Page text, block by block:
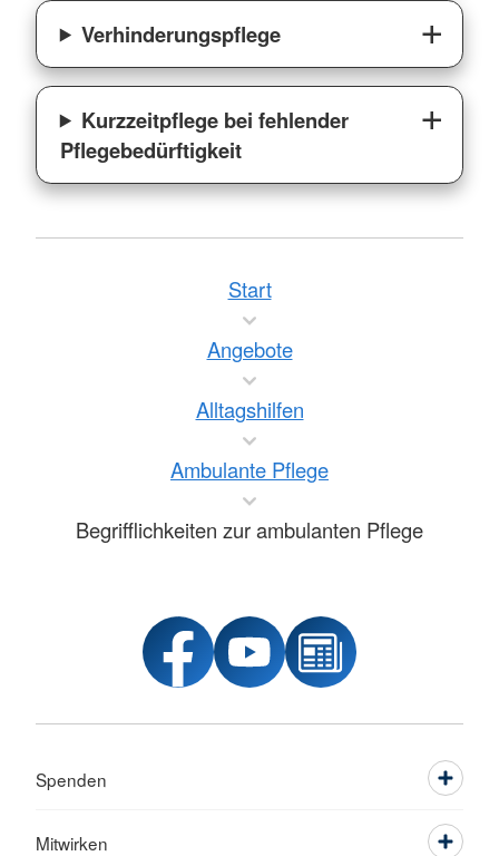
Verhinderungspflege
Kurzzeitpflege bei fehlender
Pflegebedürftigkeit
Start
Angebote
Alltagshilfen
Ambulante Pflege
Begrifflichkeiten zur ambulanten Pflege
Spenden
Mitwirken